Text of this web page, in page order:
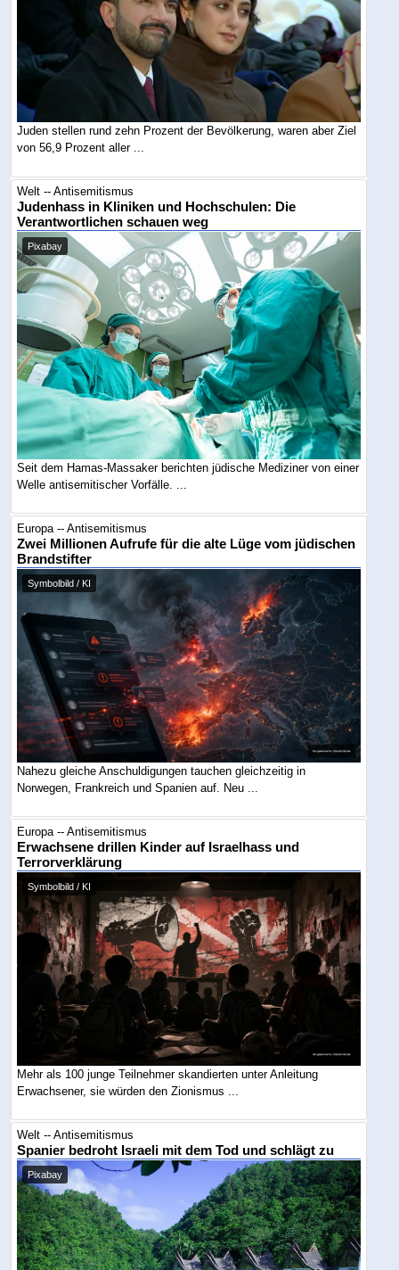
Juden stellen rund zehn Prozent der Bevölkerung, waren aber Ziel
von 56,9 Prozent aller ...
Welt -- Antisemitismus
Judenhass in Kliniken und Hochschulen: Die
Verantwortlichen schauen weg
Pixabay
Seit dem Hamas-Massaker berichten jüdische Mediziner von einer
Welle antisemitischer Vorfälle. ...
Europa -- Antisemitismus
Zwei Millionen Aufrufe für die alte Lüge vom jüdischen
Brandstifter
Symbolbild / KI
Nahezu gleiche Anschuldigungen tauchen gleichzeitig in
Norwegen, Frankreich und Spanien auf. Neu ...
Europa -- Antisemitismus
Erwachsene drillen Kinder auf Israelhass und
Terrorverklärung
Symbolbild / KI
Mehr als 100 junge Teilnehmer skandierten unter Anleitung
Erwachsener, sie würden den Zionismus ...
Welt -- Antisemitismus
Spanier bedroht Israeli mit dem Tod und schlägt zu
Pixabay